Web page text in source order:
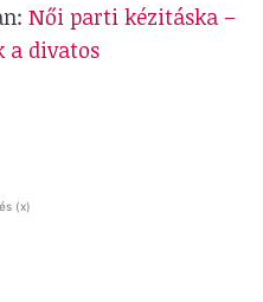
Női parti kézitáska –
a divatos
(x)